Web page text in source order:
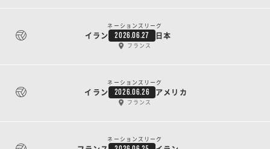
ネーションズリーグ
イラン 2026.06.27 日本
フランス
ネーションズリーグ
イラン 2026.06.26 アメリカ
フランス
ネーションズリーグ